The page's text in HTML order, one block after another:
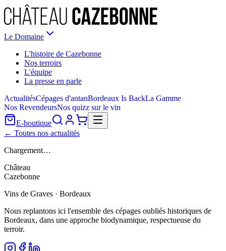
Le Domaine
L'histoire de Cazebonne
Nos terroirs
L'équipe
La presse en parle
ActualitésCépages d'antanBordeaux Is BackLa Gamme
Nos RevendeursNos quizz sur le vin
E-boutique
← Toutes nos actualités
Chargement…
Château
Cazebonne
Vins de Graves · Bordeaux
Nous replantons ici l'ensemble des cépages oubliés historiques de
Bordeaux, dans une approche biodynamique, respectueuse du
terroir.